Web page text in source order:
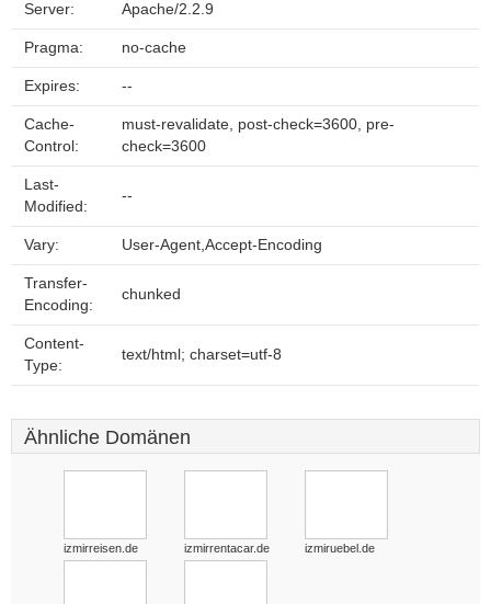
Server: Apache/2.2.9
Pragma: no-cache
Expires: --
Cache-
Control:
must-revalidate, post-check=3600, pre-
check=3600
Last-
Modified:
--
Vary: User-Agent,Accept-Encoding
Transfer-
Encoding:
chunked
Content-
Type:
text/html; charset=utf-8
Ähnliche Domänen
izmirreisen.de izmirrentacar.de izmiruebel.de